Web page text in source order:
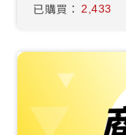
已購買： 2,433